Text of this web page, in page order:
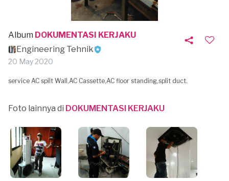
Album DOKUMENTASI KERJAKU
Engineering Tehnik
20 May 2020
service AC spilt Wall,AC Cassette,AC floor standing,split duct.
Foto lainnya di DOKUMENTASI KERJAKU